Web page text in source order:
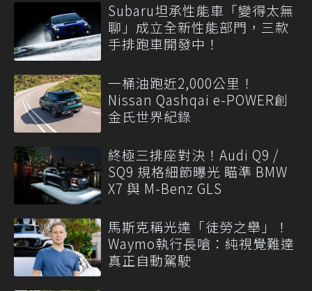
Subaru坦承性能車「變得太無
聊」成立全新性能部門，三款
手排跑車開發中！
一桶油跑近2,000公里！
Nissan Qashqai e-POWER創
金氏世界紀錄
終極三排座對決！Audi Q9 /
SQ9 規格細節曝光 瞄準 BMW
X7 與 M-Benz GLS
馬斯克稱光達「徒勞之舉」！
Waymo執行長嗆：純視覺難達
真正自動駕駛